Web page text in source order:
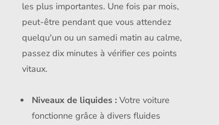
les plus importantes. Une fois par mois,
peut-être pendant que vous attendez
quelqu'un ou un samedi matin au calme,
passez dix minutes à vérifier ces points
vitaux.
Niveaux de liquides :Votre voiture
fonctionne grâce à divers fluides